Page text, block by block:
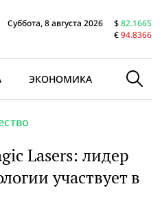
Суббота, 8 августа 2026 $82.1665
€94.8366
ЭКОНОМИКА В МИРЕ
Lasers: лидер
участвует в